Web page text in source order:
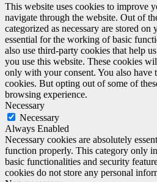
This website uses cookies to improve
navigate through the website. Out of
categorized as necessary are stored on
essential for the working of basic
also use third-party cookies that help
you use this website. These cookies
only with your consent. You also have
cookies. But opting out of some of
browsing experience.
Necessary
Necessary
Always Enabled
Necessary cookies are absolutely
function properly. This category only
basic functionalities and security
cookies do not store any personal